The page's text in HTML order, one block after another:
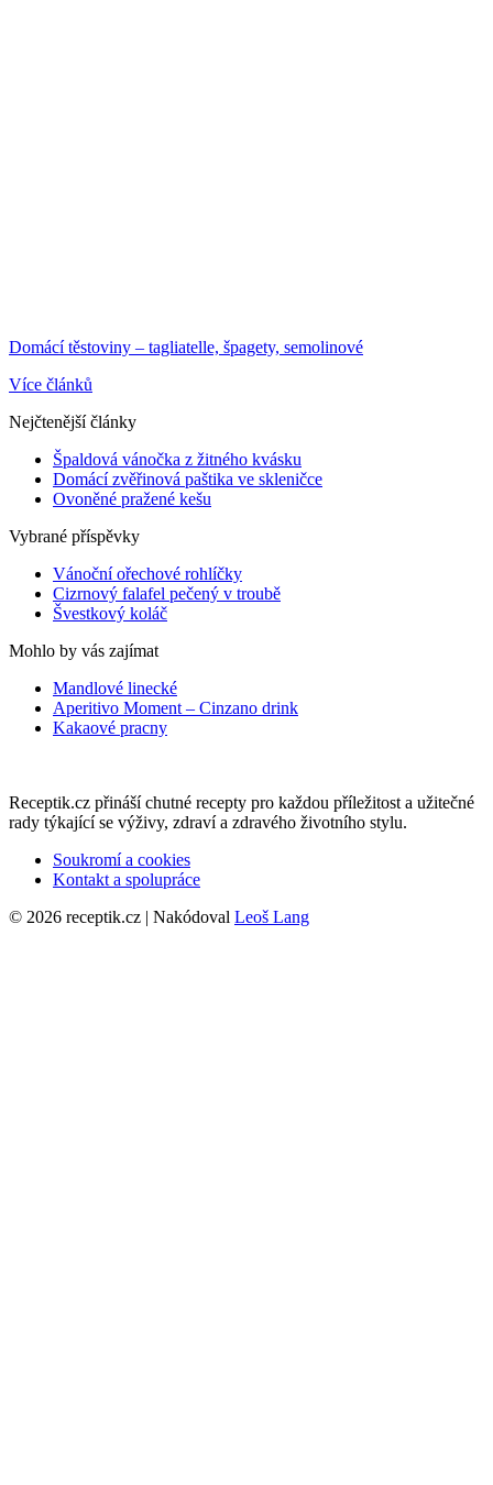
Domácí těstoviny – tagliatelle, špagety, semolinové
Více článků
Nejčtenější články
Špaldová vánočka z žitného kvásku
Domácí zvěřinová paštika ve skleničce
Ovoněné pražené kešu
Vybrané příspěvky
Vánoční ořechové rohlíčky
Cizrnový falafel pečený v troubě
Švestkový koláč
Mohlo by vás zajímat
Mandlové linecké
Aperitivo Moment – Cinzano drink
Kakaové pracny
Receptik.cz přináší chutné recepty pro každou příležitost a užitečné
rady týkající se výživy, zdraví a zdravého životního stylu.
Soukromí a cookies
Kontakt a spolupráce
© 2026 receptik.cz | Nakódoval Leoš Lang